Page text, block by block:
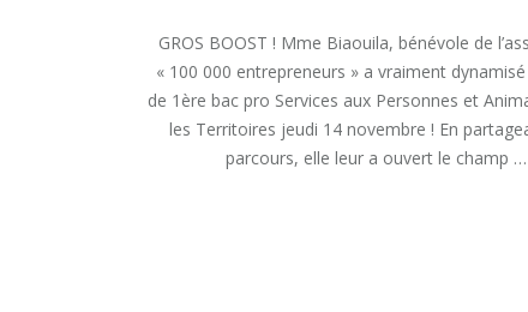
GROS BOOST ! Mme Biaouila, bénévole de
« 100 000 entrepreneurs » a vraiment
de 1ère bac pro Services aux Personnes et
les Territoires jeudi 14 novembre ! En
parcours, elle leur a ouvert le champ …